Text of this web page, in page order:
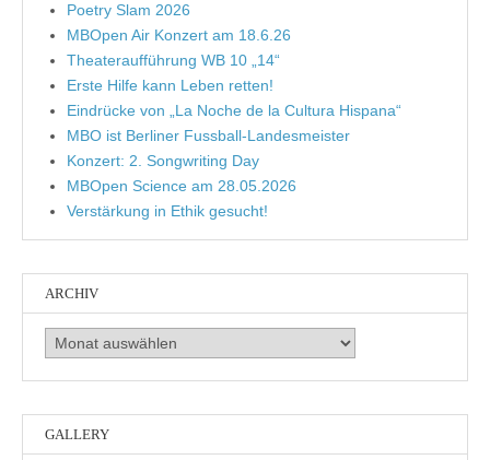
Poetry Slam 2026
MBOpen Air Konzert am 18.6.26
Theateraufführung WB 10 „14“
Erste Hilfe kann Leben retten!
Eindrücke von „La Noche de la Cultura Hispana“
MBO ist Berliner Fussball-Landesmeister
Konzert: 2. Songwriting Day
MBOpen Science am 28.05.2026
Verstärkung in Ethik gesucht!
ARCHIV
Archiv
GALLERY